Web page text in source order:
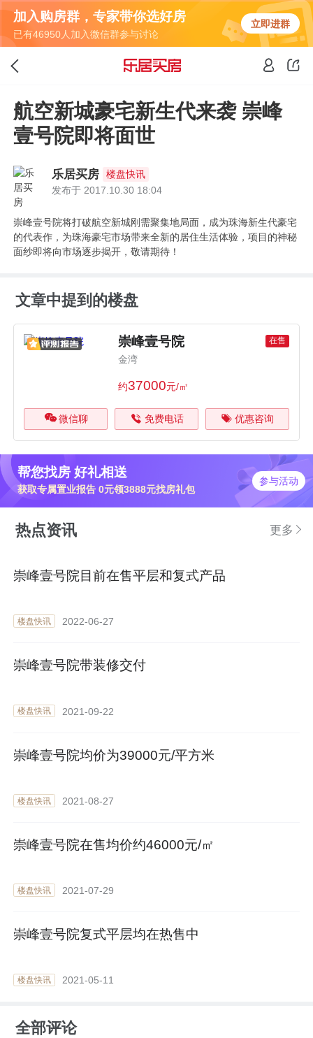
加入购房群，专家带你选好房
已有46950人加入微信群参与讨论
立即进群
航空新城豪宅新生代来袭 崇峰
壹号院即将面世
乐居买房
楼盘快讯
发布于 2017.10.30 18:04
崇峰壹号院将打破航空新城刚需聚集地局面，成为珠海新生代豪宅
的代表作，为珠海豪宅市场带来全新的居住生活体验，项目的神秘
面纱即将向市场逐步揭开，敬请期待！
文章中提到的楼盘
崇峰壹号院 在售
金湾
约37000元/㎡
微信聊 免费电话 优惠咨询
帮您找房 好礼相送
获取专属置业报告 0元领3888元找房礼包
参与活动
热点资讯 更多
崇峰壹号院目前在售平层和复式产品
楼盘快讯 2022-06-27
崇峰壹号院带装修交付
楼盘快讯 2021-09-22
崇峰壹号院均价为39000元/平方米
楼盘快讯 2021-08-27
崇峰壹号院在售均价约46000元/㎡
楼盘快讯 2021-07-29
崇峰壹号院复式平层均在热售中
楼盘快讯 2021-05-11
全部评论